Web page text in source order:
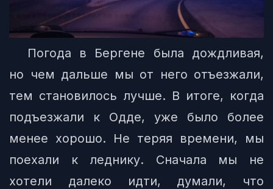
Погода в Бергене была дождливая,
но чем дальше мы от него отъезжали,
тем становилось лучше. В итоге, когда
подъезжали к Одде, уже было более
менее хорошо. Не теряя времени, мы
поехали к леднику. Сначала мы не
хотели далеко идти, думали, что